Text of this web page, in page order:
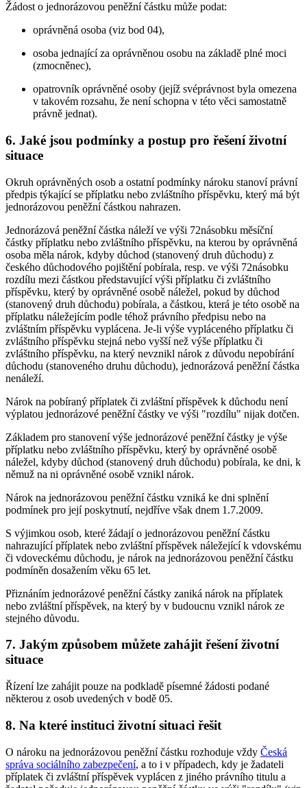
Žádost o jednorázovou peněžní částku může podat:
oprávněná osoba (viz bod 04),
osoba jednající za oprávněnou osobu na základě plné moci
(zmocněnec),
opatrovník oprávněné osoby (jejíž svéprávnost byla omezena
v takovém rozsahu, že není schopna v této věci samostatně
právně jednat).
6. Jaké jsou podmínky a postup pro řešení životní
situace
Okruh oprávněných osob a ostatní podmínky nároku stanoví právní
předpis týkající se příplatku nebo zvláštního příspěvku, který má být
jednorázovou peněžní částkou nahrazen.
Jednorázová peněžní částka náleží ve výši 72násobku měsíční
částky příplatku nebo zvláštního příspěvku, na kterou by oprávněná
osoba měla nárok, kdyby důchod (stanovený druh důchodu) z
českého důchodového pojištění pobírala, resp. ve výši 72násobku
rozdílu mezi částkou představující výši příplatku či zvláštního
příspěvku, který by oprávněné osobě náležel, pokud by důchod
(stanovený druh důchodu) pobírala, a částkou, která je této osobě na
příplatku náležejícím podle téhož právního předpisu nebo na
zvláštním příspěvku vyplácena. Je-li výše vypláceného příplatku či
zvláštního příspěvku stejná nebo vyšší než výše příplatku či
zvláštního příspěvku, na který nevznikl nárok z důvodu nepobírání
důchodu (stanoveného druhu důchodu), jednorázová peněžní částka
nenáleží.
Nárok na pobíraný příplatek či zvláštní příspěvek k důchodu není
výplatou jednorázové peněžní částky ve výši "rozdílu" nijak dotčen.
Základem pro stanovení výše jednorázové peněžní částky je výše
příplatku nebo zvláštního příspěvku, který by oprávněné osobě
náležel, kdyby důchod (stanovený druh důchodu) pobírala, ke dni, k
němuž na ni oprávněné osobě vznikl nárok.
Nárok na jednorázovou peněžní částku vzniká ke dni splnění
podmínek pro její poskytnutí, nejdříve však dnem 1.7.2009.
S výjimkou osob, které žádají o jednorázovou peněžní částku
nahrazující příplatek nebo zvláštní příspěvek náležející k vdovskému
či vdoveckému důchodu, je nárok na jednorázovou peněžní částku
podmíněn dosažením věku 65 let.
Přiznáním jednorázové peněžní částky zaniká nárok na příplatek
nebo zvláštní příspěvek, na který by v budoucnu vznikl nárok ze
stejného důvodu.
7. Jakým způsobem můžete zahájit řešení životní
situace
Řízení lze zahájit pouze na podkladě písemné žádosti podané
některou z osob uvedených v bodě 05.
8. Na které instituci životní situaci řešit
O nároku na jednorázovou peněžní částku rozhoduje vždy Česká
správa sociálního zabezpečení, a to i v případech, kdy je žadateli
příplatek či zvláštní příspěvek vyplácen z jiného právního titulu a